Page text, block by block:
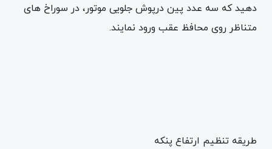
دهید که سه عدد پین درپوش جلویی موتور، در سوراخ های
متناظر روی محافظ عقب ورود نمایند.
طریقه تنظیم ارتفاع پنکه